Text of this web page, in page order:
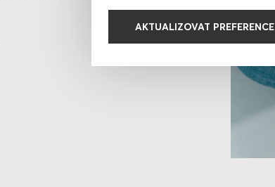
AKTUALIZOVAT PREFERENCE